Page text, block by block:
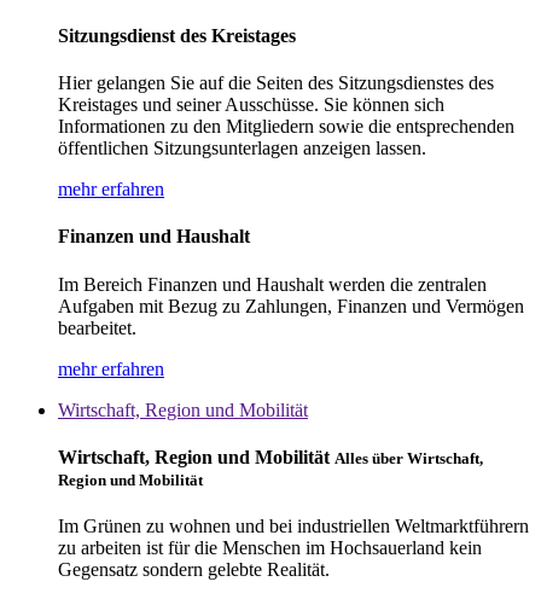
Sitzungsdienst des Kreistages
Hier gelangen Sie auf die Seiten des Sitzungsdienstes des
Kreistages und seiner Ausschüsse. Sie können sich
Informationen zu den Mitgliedern sowie die entsprechenden
öffentlichen Sitzungsunterlagen anzeigen lassen.
mehr erfahren
Finanzen und Haushalt
Im Bereich Finanzen und Haushalt werden die zentralen
Aufgaben mit Bezug zu Zahlungen, Finanzen und Vermögen
bearbeitet.
mehr erfahren
Wirtschaft, Region und Mobilität
Wirtschaft, Region und Mobilität Alles über Wirtschaft,
Region und Mobilität
Im Grünen zu wohnen und bei industriellen Weltmarktführern
zu arbeiten ist für die Menschen im Hochsauerland kein
Gegensatz sondern gelebte Realität.